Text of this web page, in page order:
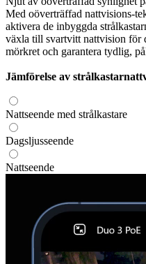
Med oöverträffad nattvisions-
aktivera de inbyggda
växla till svartvitt nattvision för
mörkret och garantera tydlig,
Jämförelse av
Nattseende med strålkastare
Dagsljusseende
Nattseende